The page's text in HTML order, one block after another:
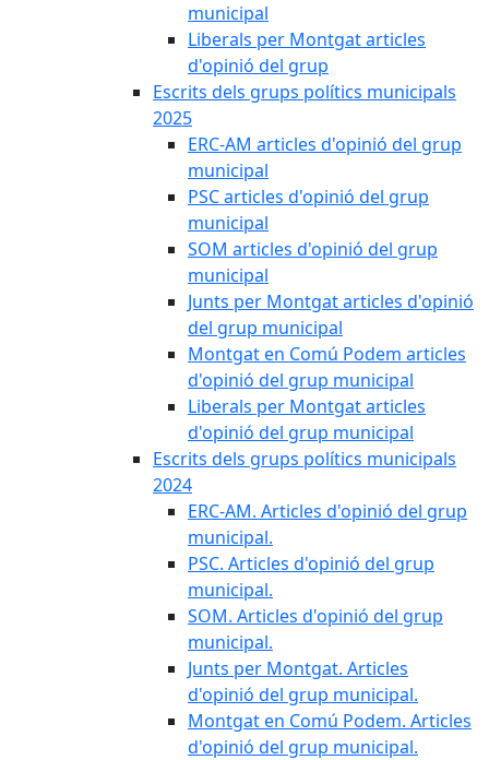
municipal
Liberals per Montgat articles
d'opinió del grup
Escrits dels grups polítics municipals
2025
ERC-AM articles d'opinió del grup
municipal
PSC articles d'opinió del grup
municipal
SOM articles d'opinió del grup
municipal
Junts per Montgat articles d'opinió
del grup municipal
Montgat en Comú Podem articles
d'opinió del grup municipal
Liberals per Montgat articles
d'opinió del grup municipal
Escrits dels grups polítics municipals
2024
ERC-AM. Articles d'opinió del grup
municipal.
PSC. Articles d'opinió del grup
municipal.
SOM. Articles d'opinió del grup
municipal.
Junts per Montgat. Articles
d'opinió del grup municipal.
Montgat en Comú Podem. Articles
d'opinió del grup municipal.